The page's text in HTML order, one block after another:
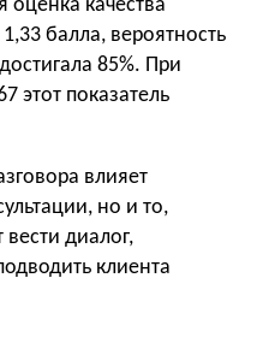
оценка качества
балла, вероятность
85%. При
этот показатель
влияет
но и то,
диалог,
клиента